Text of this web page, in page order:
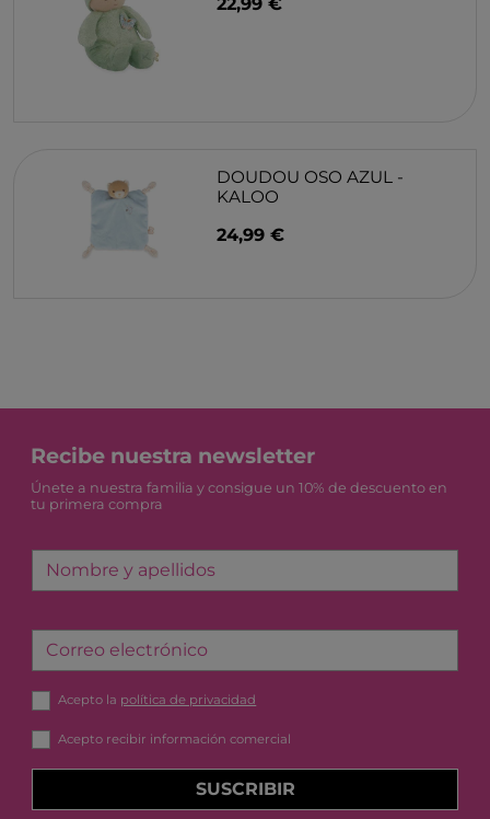
22,99 €
DOUDOU OSO AZUL -
KALOO
24,99 €
Recibe nuestra newsletter
Únete a nuestra familia y consigue un 10% de descuento en
tu primera compra
Nombre y apellidos
Correo electrónico
Acepto la política de privacidad
Acepto recibir información comercial
SUSCRIBIR